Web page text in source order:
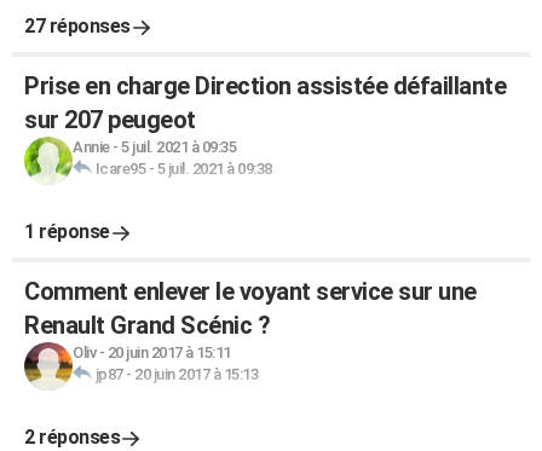
27 réponses
Prise en charge Direction assistée défaillante
sur 207 peugeot
Annie- 5 juil. 2021 à 09:35
Icare95- 5 juil. 2021 à 09:38
1 réponse
Comment enlever le voyant service sur une
Renault Grand Scénic ?
Oliv- 20 juin 2017 à 15:11
jp87- 20 juin 2017 à 15:13
2 réponses